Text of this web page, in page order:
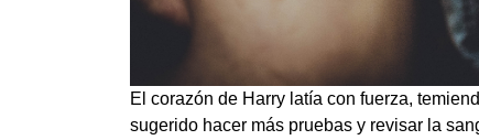
El corazón de Harry latía con fuerza,
sugerido hacer más pruebas y revisar la